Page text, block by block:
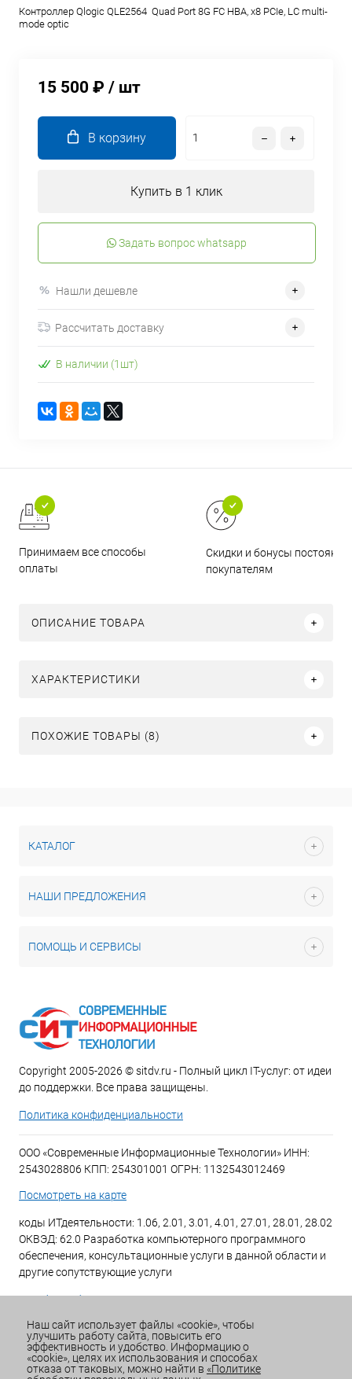
Контроллер Qlogic QLE2564 Quad Port 8G FC HBA, x8 PCIe, LC multi-
mode optic
15 500 ₽ / шт
В корзину
Купить в 1 клик
Задать вопрос whatsapp
Нашли дешевле
Рассчитать доставку
В наличии (1шт)
Принимаем все способы
оплаты
Скидки и бонусы
покупателям
ОПИСАНИЕ ТОВАРА
ХАРАКТЕРИСТИКИ
ПОХОЖИЕ ТОВАРЫ (8)
КАТАЛОГ
НАШИ ПРЕДЛОЖЕНИЯ
ПОМОЩЬ И СЕРВИСЫ
Copyright 2005-2026 © sitdv.ru - Полный цикл IT-услуг: от идеи
до поддержки. Все права защищены.
Политика конфиденциальности
ООО «Современные Информационные Технологии» ИНН:
2543028806 КПП: 254301001 ОГРН: 1132543012469
Посмотреть на карте
коды ИТдеятельности: 1.06, 2.01, 3.01, 4.01, 27.01, 28.01, 28.02
ОКВЭД: 62.0 Разработка компьютерного программного
обеспечения, консультационные услуги в данной области и
другие сопутствующие услуги
Email:office@sitdv.ru
График работы Пн-Пт: с 9:00 до 18:00 Сб/Вс: Выходной
Наш сайт использует файлы «cookie», чтобы
улучшить работу сайта, повысить его
эффективность и удобство. Информацию о
«cookie», целях их использования и способах
отказа от таковых, можно найти в «Политике